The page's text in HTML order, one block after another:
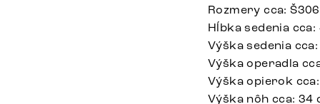
Rozmery cca:
Hĺbka sedenia cca:
Výška sedenia
Výška operadla
Výška opierok
Výška nôh cca: 34